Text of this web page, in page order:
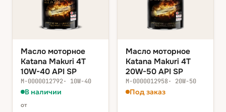
Масло моторное
Katana Makuri 4T
10W-40 API SP
М-0000012792· 10W-40
В наличии
от
Масло моторное
Katana Makuri 4T
20W-50 API SP
М-0000012958· 20W-50
Под заказ